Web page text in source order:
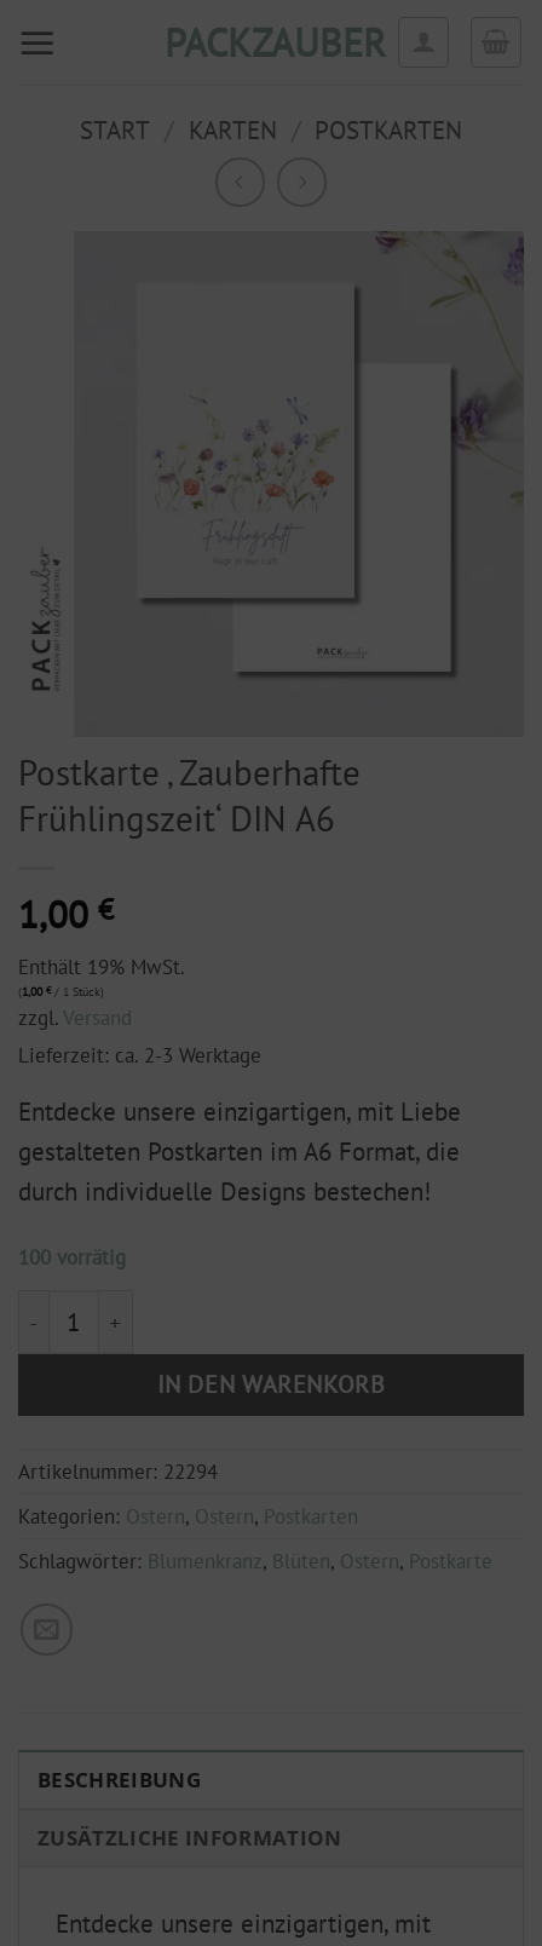
Inhalt
PACKZAUBER
START KARTEN POSTKARTEN
Postkarte ‚ Zauberhafte
Frühlingszeit‘ DIN A6
1,00 €
Enthält 19% MwSt.
(1,00 €/ 1 Stück)
zzgl.Versand
Lieferzeit: ca. 2-3 Werktage
Entdecke unsere einzigartigen, mit Liebe
gestalteten Postkarten im A6 Format, die
durch individuelle Designs bestechen!
100 vorrätig
Postkarte ' Zauberhafte Frühlingszeit' DIN A6 Menge
IN DEN WARENKORB
Artikelnummer: 22294
Kategorien: Ostern, Ostern, Postkarten
Schlagwörter: Blumenkranz, Blüten, Ostern, Postkarte
BESCHREIBUNG
ZUSÄTZLICHE INFORMATION
Entdecke unsere einzigartigen, mit